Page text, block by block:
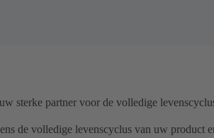
sterke partner voor de volledige
de volledige levenscyclus van uw product